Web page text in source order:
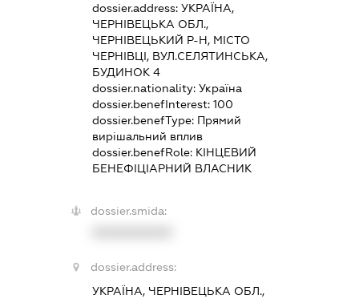
dossier.address: УКРАЇНА,
ЧЕРНІВЕЦЬКА ОБЛ.,
ЧЕРНІВЕЦЬКИЙ Р-Н, МІСТО
ЧЕРНІВЦІ, ВУЛ.СЕЛЯТИНСЬКА,
БУДИНОК 4
dossier.nationality: Україна
dossier.benefInterest: 100
dossier.benefType: Прямий
вирішальний вплив
dossier.benefRole: КІНЦЕВИЙ
БЕНЕФІЦІАРНИЙ ВЛАСНИК
dossier.smida:
dossier.address:
УКРАЇНА, ЧЕРНІВЕЦЬКА ОБЛ.,